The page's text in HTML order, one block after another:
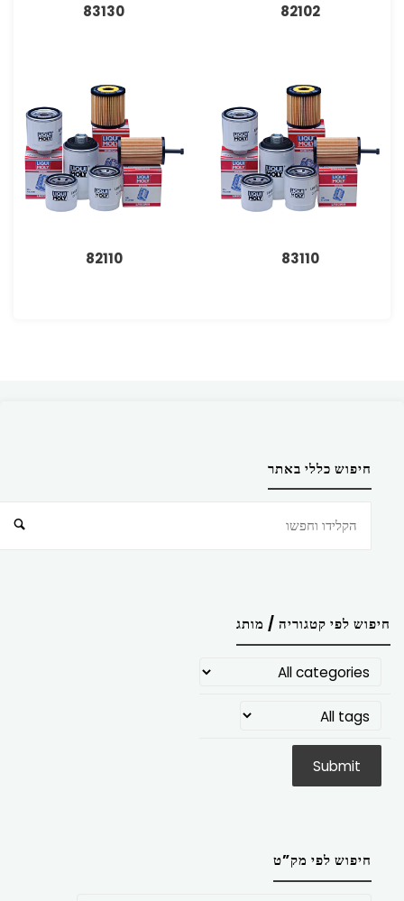
82102
83130
83110
82110
חיפוש כללי באתר
חיפוש לפי קטגוריה / מותג
חיפוש לפי מק”ט